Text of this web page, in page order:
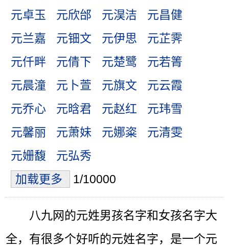
元卓玉
元欣邰 元淏洁
元昌健
元兰嘉
元钿文 元伊思
元芷霁
元仟畔
元倩下 元楚鹭
元若箐
元晨潼
元卜萱 元旗文
元云霞
元乔心
元晗君 元赵红
元玮雪
元馨丽
元萧妹 元娜粢
元清雯
元姗馥
元弘秀
加载更多
1/10000
八九网的元姓男孩名字和女孩名字大
全，有很多个好听的元姓名字，是一个元